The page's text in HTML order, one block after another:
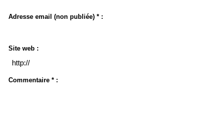
Adresse email (non publiée) * :
Site web :
Commentaire * :